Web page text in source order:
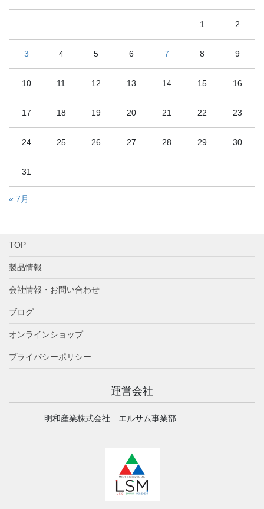
1 2
3 4 5 6 7 8 9
10 11 12 13 14 15 16
17 18 19 20 21 22 23
24 25 26 27 28 29 30
31
« 7月
TOP
製品情報
会社情報・お問い合わせ
ブログ
オンラインショップ
プライバシーポリシー
運営会社
明和産業株式会社 エルサム事業部